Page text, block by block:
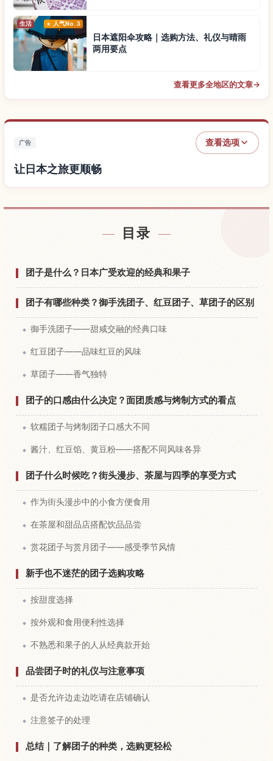
生活 人气No.3
日本遮阳伞攻略｜选购方法、礼仪与晴雨
两用要点
查看更多全地区的文章→
广告 查看选项
让日本之旅更顺畅
目录
团子是什么？日本广受欢迎的经典和果子
团子有哪些种类？御手洗团子、红豆团子、草团子的区别
御手洗团子——甜咸交融的经典口味
红豆团子——品味红豆的风味
草团子——香气独特
团子的口感由什么决定？面团质感与烤制方式的看点
软糯团子与烤制团子口感大不同
酱汁、红豆馅、黄豆粉——搭配不同风味各异
团子什么时候吃？街头漫步、茶屋与四季的享受方式
作为街头漫步中的小食方便食用
在茶屋和甜品店搭配饮品品尝
赏花团子与赏月团子——感受季节风情
新手也不迷茫的团子选购攻略
按甜度选择
按外观和食用便利性选择
不熟悉和果子的人从经典款开始
品尝团子时的礼仪与注意事项
是否允许边走边吃请在店铺确认
注意签子的处理
总结｜了解团子的种类，选购更轻松